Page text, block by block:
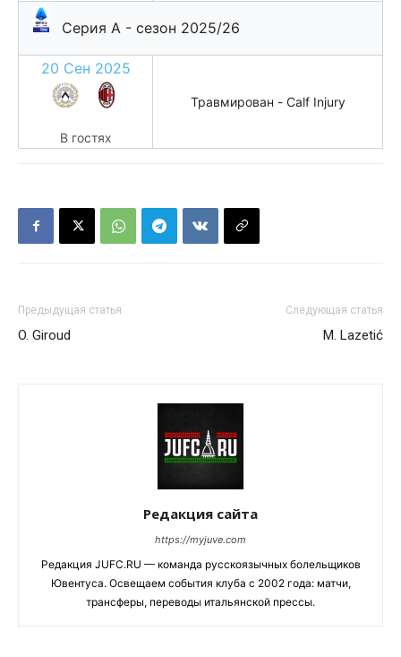
Серия А - сезон 2025/26
20 Сен 2025
В гостях
Травмирован - Calf Injury
Предыдущая статья
O. Giroud
Следующая статья
M. Lazetić
Редакция сайта
https://myjuve.com
Редакция JUFC.RU — команда русскоязычных болельщиков
Ювентуса. Освещаем события клуба с 2002 года: матчи,
трансферы, переводы итальянской прессы.